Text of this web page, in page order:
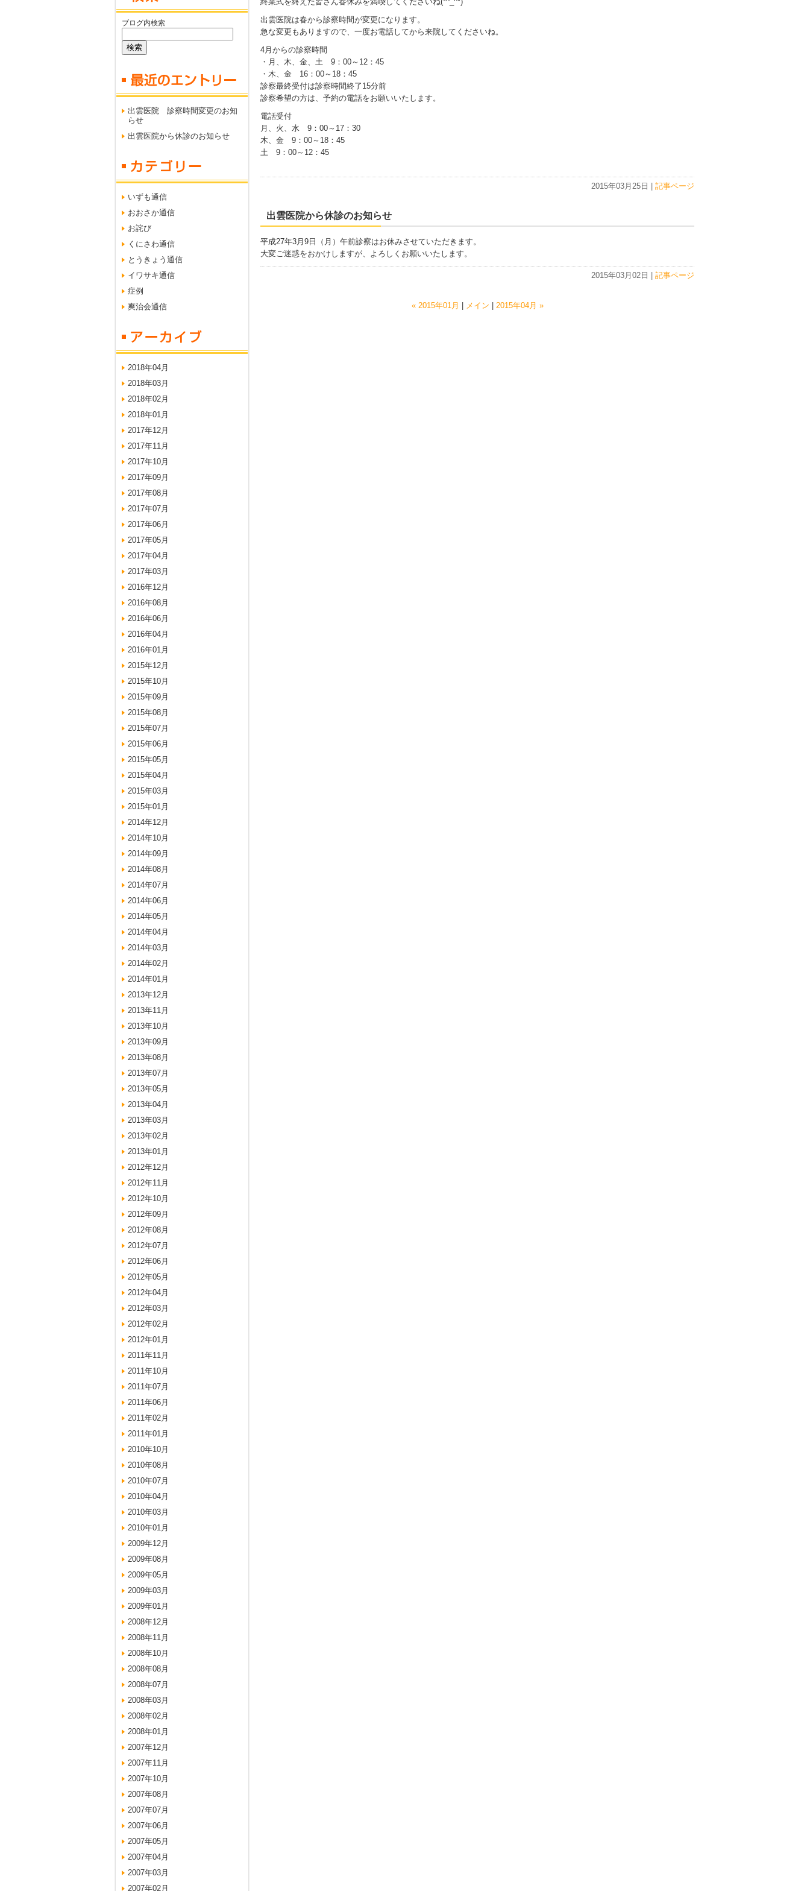
出雲医院は春から診察時間が変更になります。
急な変更もありますので、一度お電話してから来院してくださいね。
4月からの診察時間
・月、木、金、土 9：00～12：45
・木、金 16：00～18：45
診察最終受付は診察時間終了15分前
診察希望の方は、予約の電話をお願いいたします。
電話受付
月、火、水 9：00～17：30
木、金 9：00～18：45
土 9：00～12：45
2015年03月25日 | 記事ページ
出雲医院から休診のお知らせ
平成27年3月9日（月）午前診察はお休みさせていただきます。
大変ご迷惑をおかけしますが、よろしくお願いいたします。
2015年03月02日 | 記事ページ
« 2015年01月 メイン 2015年04月 »
ブログ内検索
出雲医院 診察時間変更のお知
らせ
出雲医院から休診のお知らせ
いずも通信
おおさか通信
お詫び
くにさわ通信
とうきょう通信
イワサキ通信
症例
爽治会通信
2018年04月
2018年03月
2018年02月
2018年01月
2017年12月
2017年11月
2017年10月
2017年09月
2017年08月
2017年07月
2017年06月
2017年05月
2017年04月
2017年03月
2016年12月
2016年08月
2016年06月
2016年04月
2016年01月
2015年12月
2015年10月
2015年09月
2015年08月
2015年07月
2015年06月
2015年05月
2015年04月
2015年03月
2015年01月
2014年12月
2014年10月
2014年09月
2014年08月
2014年07月
2014年06月
2014年05月
2014年04月
2014年03月
2014年02月
2014年01月
2013年12月
2013年11月
2013年10月
2013年09月
2013年08月
2013年07月
2013年05月
2013年04月
2013年03月
2013年02月
2013年01月
2012年12月
2012年11月
2012年10月
2012年09月
2012年08月
2012年07月
2012年06月
2012年05月
2012年04月
2012年03月
2012年02月
2012年01月
2011年11月
2011年10月
2011年07月
2011年06月
2011年02月
2011年01月
2010年10月
2010年08月
2010年07月
2010年04月
2010年03月
2010年01月
2009年12月
2009年08月
2009年05月
2009年03月
2009年01月
2008年12月
2008年11月
2008年10月
2008年08月
2008年07月
2008年03月
2008年02月
2008年01月
2007年12月
2007年11月
2007年10月
2007年08月
2007年07月
2007年06月
2007年05月
2007年04月
2007年03月
2007年02月